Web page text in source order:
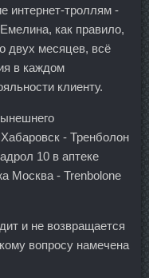
интернет-троллям -
как правило,
двух месяцев, всё
в каждом
клиенту.
- Тренболон
10 в аптеке
Москва - Trenbolone
и не возвращается
вопросу намечена